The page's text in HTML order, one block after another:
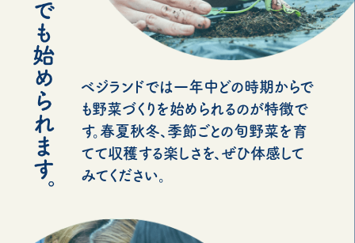
ベジランドでは一年中どの時期からで
も野菜づくりを始められるのが特徴で
す。春夏秋冬、季節ごとの旬野菜を育
てて収穫する楽しさを、ぜひ体感して
みてください。